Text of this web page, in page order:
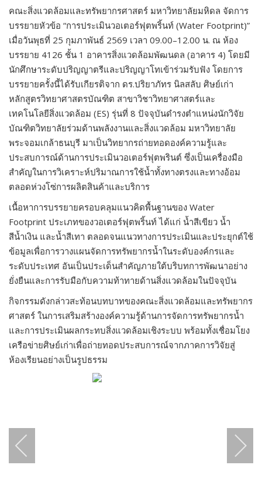
คณะสิ่งแวดล้อมและทรัพยากรศาสตร์ มหาวิทยาลัยมหิดล จัดการ
บรรยายหัวข้อ “การประเมินวอเตอร์ฟุตพริ้นท์ (Water Footprint)”
เมื่อวันพุธที่ 25 กุมภาพันธ์ 2569 เวลา 09.00–12.00 น. ณ ห้อง
บรรยาย 4126 ชั้น 1 อาคารสิ่งแวดล้อมพัฒนดล (อาคาร 4) โดยมี
นักศึกษาระดับปริญญาตรีและปริญญาโทเข้าร่วมรับฟัง โดยการ
บรรยายครั้งนี้ได้รับเกียรติจาก ดร.ปริยาภัทร นิลสลับ ศิษย์เก่า
หลักสูตรวิทยาศาสตรบัณฑิต สาขาวิชาวิทยาศาสตร์และ
เทคโนโลยีสิ่งแวดล้อม (ES) รุ่นที่ 8 ปัจจุบันดำรงตำแหน่งนักวิจัย
บัณฑิตวิทยาลัยร่วมด้านพลังงานและสิ่งแวดล้อม มหาวิทยาลัย
พระจอมเกล้าธนบุรี มาเป็นวิทยากรถ่ายทอดองค์ความรู้และ
ประสบการณ์ด้านการประเมินวอเตอร์ฟุตพรินต์ ซึ่งเป็นเครื่องมือ
สำคัญในการวิเคราะห์ปริมาณการใช้น้ำทั้งทางตรงและทางอ้อม
ตลอดห่วงโซ่การผลิตสินค้าและบริการ
เนื้อหาการบรรยายครอบคลุมแนวคิดพื้นฐานของ Water
Footprint ประเภทของวอเตอร์ฟุตพริ้นท์ ได้แก่ น้ำสีเขียว น้ำ
สีน้ำเงิน และน้ำสีเทา ตลอดจนแนวทางการประเมินและประยุกต์ใช้
ข้อมูลเพื่อการวางแผนจัดการทรัพยากรน้ำในระดับองค์กรและ
ระดับประเทศ อันเป็นประเด็นสำคัญภายใต้บริบทการพัฒนาอย่าง
ยั่งยืนและการรับมือกับความท้าทายด้านสิ่งแวดล้อมในปัจจุบัน
กิจกรรมดังกล่าวสะท้อนบทบาทของคณะสิ่งแวดล้อมและทรัพยากร
ศาสตร์ ในการเสริมสร้างองค์ความรู้ด้านการจัดการทรัพยากรน้ำ
และการประเมินผลกระทบสิ่งแวดล้อมเชิงระบบ พร้อมทั้งเชื่อมโยง
เครือข่ายศิษย์เก่าเพื่อถ่ายทอดประสบการณ์จากภาคการวิจัยสู่
ห้องเรียนอย่างเป็นรูปธรรม